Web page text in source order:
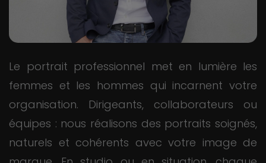
Le portrait professionnel met en lumière les
femmes et les hommes qui incarnent votre
organisation. Dirigeants, collaborateurs ou
équipes : nous réalisons des portraits soignés,
naturels et cohérents avec votre image de